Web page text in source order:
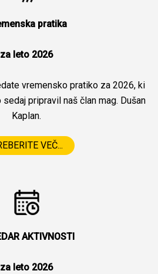
pratika
za leto 2026
vremensko pratiko za 2026, ki
pripravil naš član mag. Dušan
Kaplan.
VEČ...
AKTIVNOSTI
za leto 2026